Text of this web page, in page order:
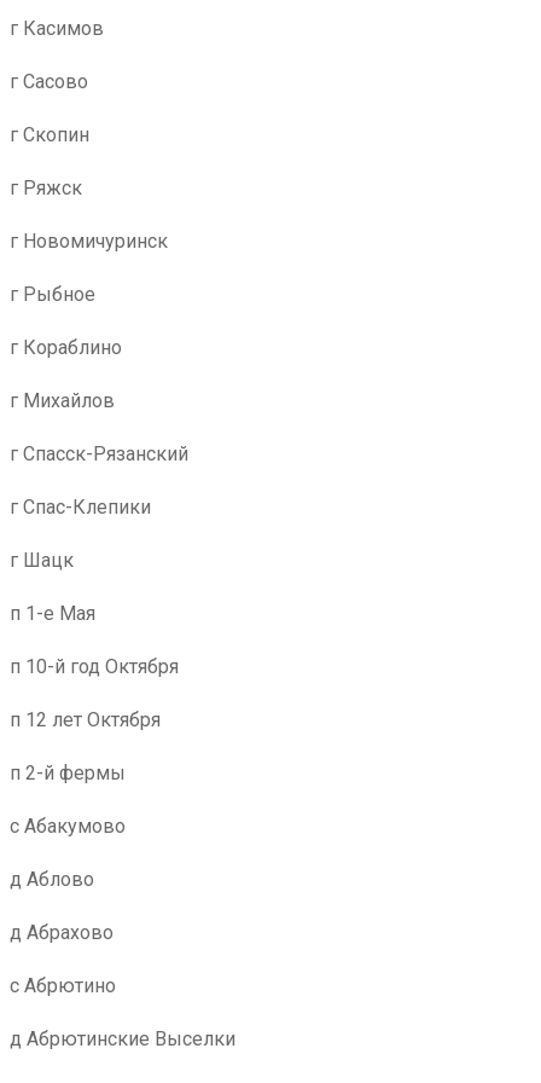
г Касимов
г Сасово
г Скопин
г Ряжск
г Новомичуринск
г Рыбное
г Кораблино
г Михайлов
г Спасск-Рязанский
г Спас-Клепики
г Шацк
п 1-е Мая
п 10-й год Октября
п 12 лет Октября
п 2-й фермы
с Абакумово
д Аблово
д Абрахово
с Абрютино
д Абрютинские Выселки